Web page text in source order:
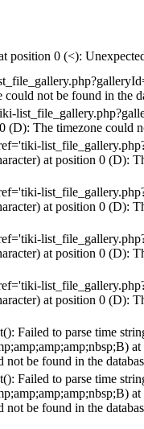
position 0 (<):
not be found in the
The timezone could
at position 0 (D):
at position 0 (D):
at position 0 (D):
at position 0 (D):
Failed to parse time
be found in the
Failed to parse time
be found in the